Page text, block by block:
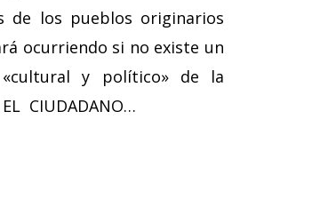
de los pueblos originarios
ocurriendo si no existe un
y político» de la
CIUDADANO…